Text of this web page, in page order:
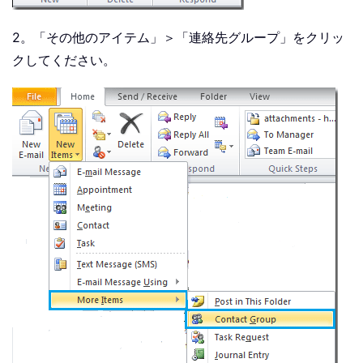
2。「その他のアイテム」＞「連絡先グループ」をクリッ
クしてください。